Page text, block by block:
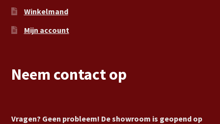
Winkelmand
Mijn account
Neem contact op
Vragen? Geen probleem! De showroom is geopend op